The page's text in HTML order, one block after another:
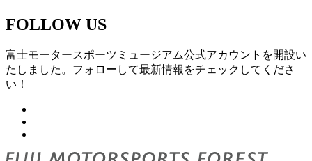
FOLLOW US
富士モータースポーツミュージアム公式アカウントを開設い
たしました。フォローして最新情報をチェックしてくださ
い！